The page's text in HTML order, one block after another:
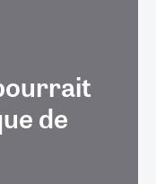
de